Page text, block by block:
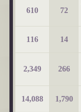
72
610
14
116
266
2,349
1,790
14,088